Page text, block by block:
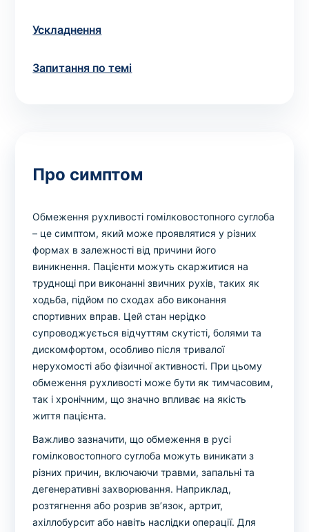
Ускладнення
Запитання по темі
Про симптом
Обмеження рухливості гомілковостопного суглоба
– це симптом, який може проявлятися у різних
формах в залежності від причини його
виникнення. Пацієнти можуть скаржитися на
труднощі при виконанні звичних рухів, таких як
ходьба, підйом по сходах або виконання
спортивних вправ. Цей стан нерідко
супроводжується відчуттям скутісті, болями та
дискомфортом, особливо після тривалої
нерухомості або фізичної активності. При цьому
обмеження рухливості може бути як тимчасовим,
так і хронічним, що значно впливає на якість
життя пацієнта.
Важливо зазначити, що обмеження в русі
гомілковостопного суглоба можуть виникати з
різних причин, включаючи травми, запальні та
дегенеративні захворювання. Наприклад,
розтягнення або розрив зв’язок, артрит,
ахіллобурсит або навіть наслідки операції. Для